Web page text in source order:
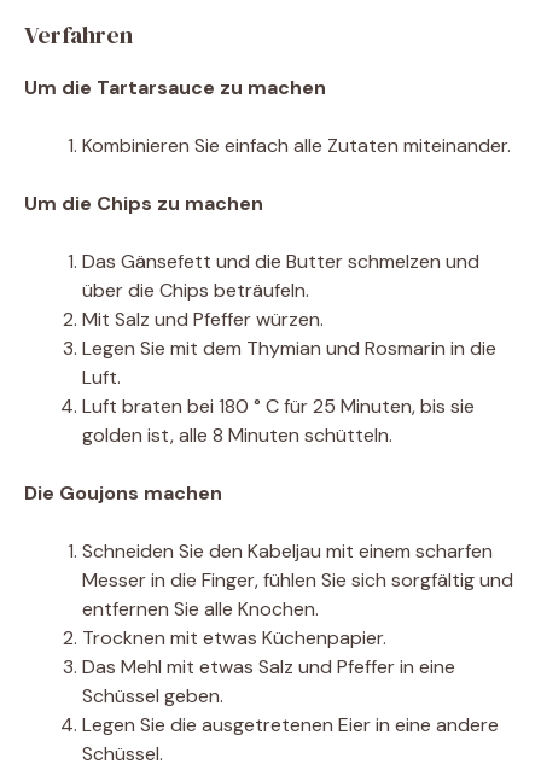
Verfahren
Um die Tartarsauce zu machen
Kombinieren Sie einfach alle Zutaten miteinander.
Um die Chips zu machen
Das Gänsefett und die Butter schmelzen und
über die Chips beträufeln.
Mit Salz und Pfeffer würzen.
Legen Sie mit dem Thymian und Rosmarin in die
Luft.
Luft braten bei 180 ° C für 25 Minuten, bis sie
golden ist, alle 8 Minuten schütteln.
Die Goujons machen
Schneiden Sie den Kabeljau mit einem scharfen
Messer in die Finger, fühlen Sie sich sorgfältig und
entfernen Sie alle Knochen.
Trocknen mit etwas Küchenpapier.
Das Mehl mit etwas Salz und Pfeffer in eine
Schüssel geben.
Legen Sie die ausgetretenen Eier in eine andere
Schüssel.